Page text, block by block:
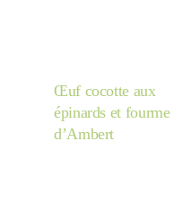
Œuf cocotte aux
épinards et fourme
d’Ambert